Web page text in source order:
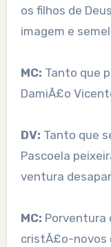
os filhos de
imagem e
MC: Tanto que
DamiÃ£o
DV: Tanto que
Pascoela
ventura
MC: Porventura
cristÃ£o-novos